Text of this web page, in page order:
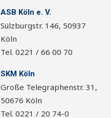
ASB Köln e. V.
Sülzburgstr. 146, 50937
Köln
Tel. 0221 / 66 00 70
SKM Köln
Große Telegraphenstr. 31,
50676 Köln
Tel. 0221 / 20 74-0